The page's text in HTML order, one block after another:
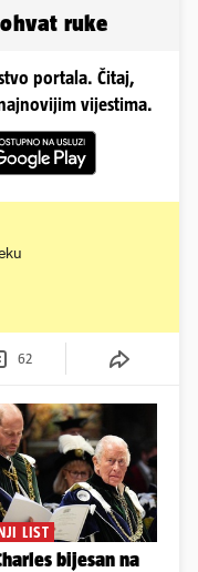
ruke
portala. Čitaj,
vijestima.
62